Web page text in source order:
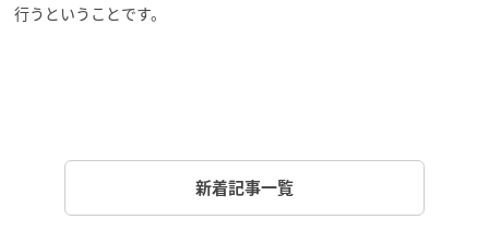
行うということです。
新着記事一覧